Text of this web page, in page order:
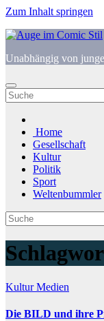
Zum Inhalt springen
Unabhängig von
Home
Gesellschaft
Kultur
Politik
Sport
Weltenbummler
KulturMedien
Die BILD und ihre